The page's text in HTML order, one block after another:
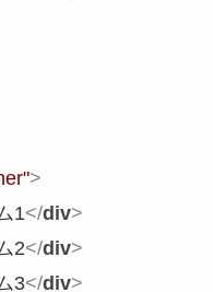
>
1</div>
2</div>
3</div>